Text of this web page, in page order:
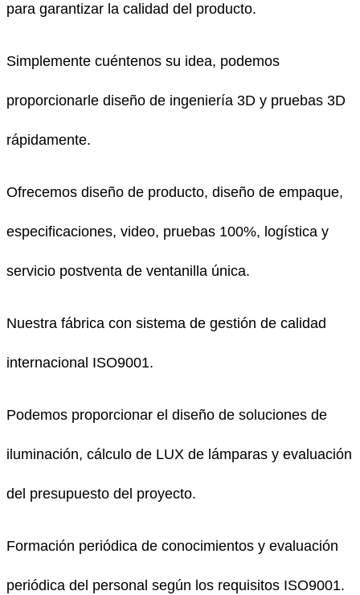
para garantizar la calidad del producto.
Simplemente cuéntenos su idea, podemos
proporcionarle diseño de ingeniería 3D y pruebas 3D
rápidamente.
Ofrecemos diseño de producto, diseño de empaque,
especificaciones, video, pruebas 100%, logística y
servicio postventa de ventanilla única.
Nuestra fábrica con sistema de gestión de calidad
internacional ISO9001.
Podemos proporcionar el diseño de soluciones de
iluminación, cálculo de LUX de lámparas y evaluación
del presupuesto del proyecto.
Formación periódica de conocimientos y evaluación
periódica del personal según los requisitos ISO9001.